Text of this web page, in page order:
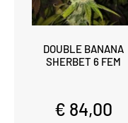
DOUBLE BANANA
SHERBET 6 FEM
€ 84,00